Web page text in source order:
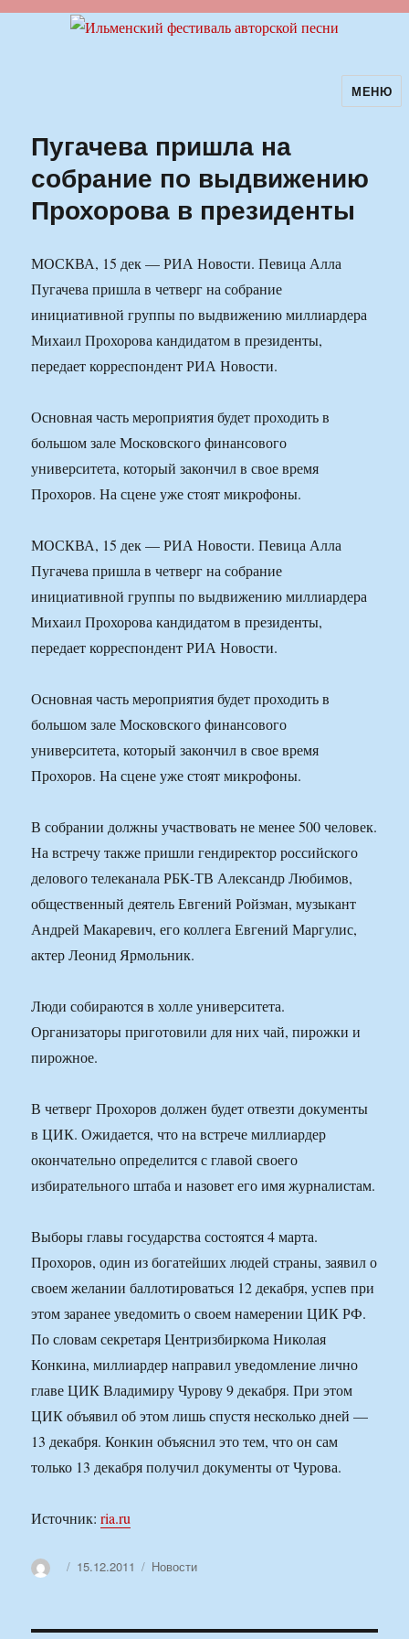
Ильменский фестиваль авторскойМЕНЮ
Пугачева пришла на
собрание по выдвижению
Прохорова в президенты
МОСКВА, 15 дек — РИА Новости. Певица Алла
Пугачева пришла в четверг на собрание
инициативной группы по выдвижению миллиардера
Михаил Прохорова кандидатом в президенты,
передает корреспондент РИА Новости.
Основная часть мероприятия будет проходить в
большом зале Московского финансового
университета, который закончил в свое время
Прохоров. На сцене уже стоят микрофоны.
МОСКВА, 15 дек — РИА Новости. Певица Алла
Пугачева пришла в четверг на собрание
инициативной группы по выдвижению миллиардера
Михаил Прохорова кандидатом в президенты,
передает корреспондент РИА Новости.
Основная часть мероприятия будет проходить в
большом зале Московского финансового
университета, который закончил в свое время
Прохоров. На сцене уже стоят микрофоны.
В собрании должны участвовать не менее 500 человек.
На встречу также пришли гендиректор российского
делового телеканала РБК-ТВ Александр Любимов,
общественный деятель Евгений Ройзман, музыкант
Андрей Макаревич, его коллега Евгений Маргулис,
актер Леонид Ярмольник.
Люди собираются в холле университета.
Организаторы приготовили для них чай, пирожки и
пирожное.
В четверг Прохоров должен будет отвезти документы
в ЦИК. Ожидается, что на встрече миллиардер
окончательно определится с главой своего
избирательного штаба и назовет его имя журналистам.
Выборы главы государства состоятся 4 марта.
Прохоров, один из богатейших людей страны, заявил о
своем желании баллотироваться 12 декабря, успев при
этом заранее уведомить о своем намерении ЦИК РФ.
По словам секретаря Центризбиркома Николая
Конкина, миллиардер направил уведомление лично
главе ЦИК Владимиру Чурову 9 декабря. При этом
ЦИК объявил об этом лишь спустя несколько дней —
13 декабря. Конкин объяснил это тем, что он сам
только 13 декабря получил документы от Чурова.
Источник:ria.ru
АвторОпубликовано
15.12.2011 Рубрики
Новости